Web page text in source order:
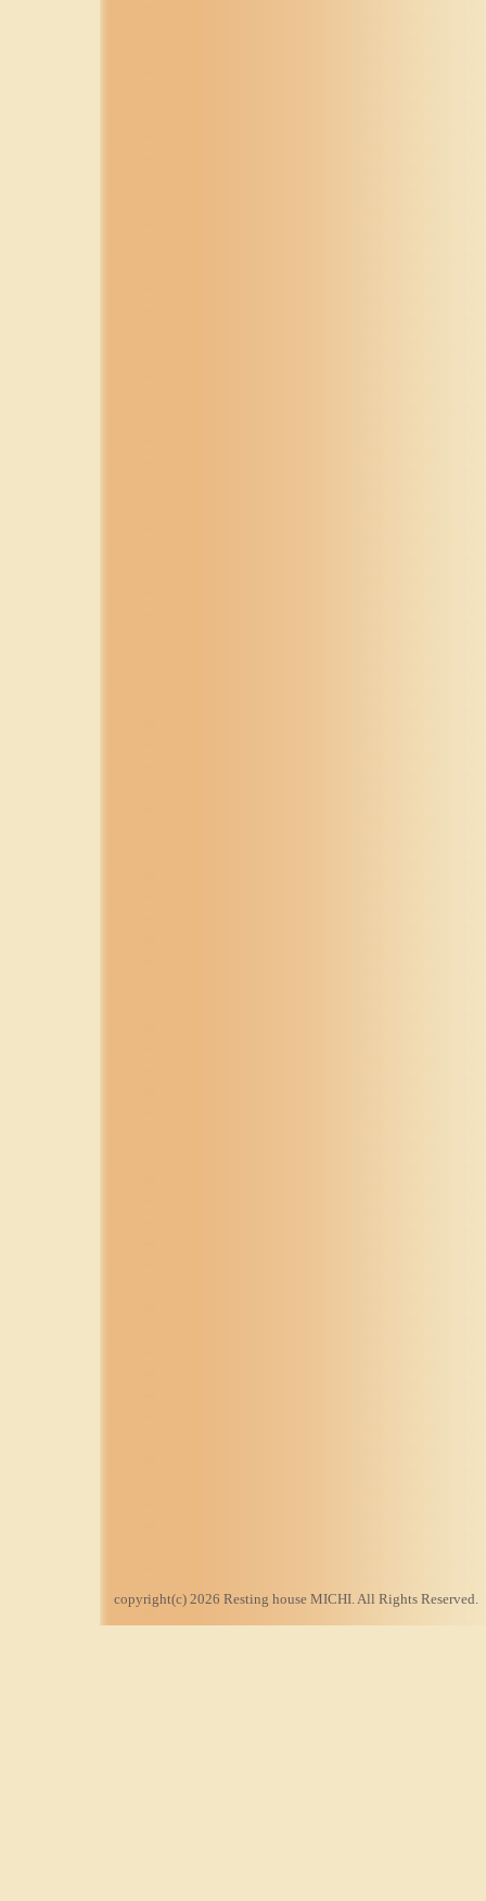
copyright(c) 2026 Resting house MICHI. All Rights Reserved.